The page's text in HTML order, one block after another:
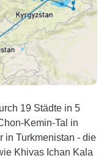
19 Städte in 5
Kemin-Tal in
in Turkmenistan - die
Khivas Ichan Kala